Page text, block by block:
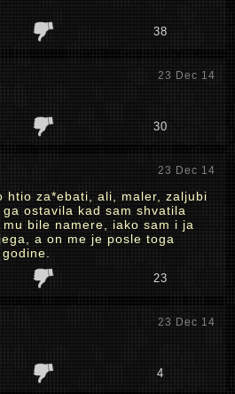
38
23 Dec 14
30
23 Dec 14
htio za*ebati, ali, maler, zaljubi
ostavila kad sam shvatila
bile namere, iako sam i ja
a on me je posle toga
23
23 Dec 14
4